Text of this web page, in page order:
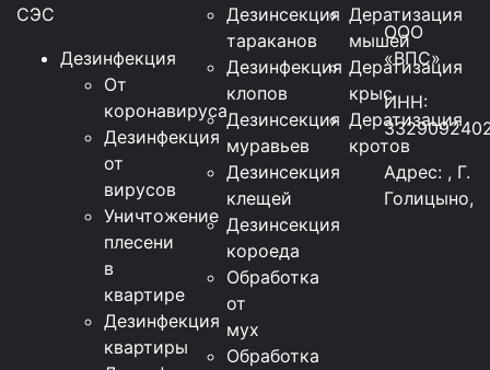
СЭС
Дезинфекция
От
коронавируса
Дезинфекция
от
вирусов
Уничтожение
плесени
в
квартире
Дезинфекция
квартиры
Дезинсекция
тараканов
Дезинфекция
клопов
Дезинсекция
муравьев
Дезинсекция
клещей
Дезинсекция
короеда
Обработка
от
мух
Обработка
Дератизация
мышей
Дератизация
крыс
Дератизация
кротов
ООО
«ВПС»
ИНН:
Адрес: , Г.
Голицыно,